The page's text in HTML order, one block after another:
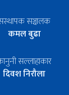
सञ्चालक
कमल बुढा
सल्लाहाकार
दिवश निरौला